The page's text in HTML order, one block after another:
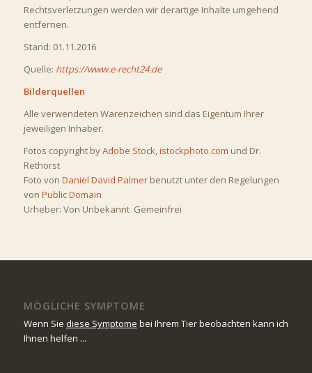
Rechtsverletzungen werden wir derartige Inhalte umgehend
entfernen.
Stand: 01.11.2016
Quelle: https://www.e-recht24.de
Bilderquellen
Alle verwendeten Warenzeichen sind das Eigentum Ihrer
jeweiligen Inhaber.
Fotos copyright byAdobe Stock,istockphoto.com und Dr.
Rethorst
Foto von Daniel David Palmer benutzt unter den Regelungen
von Public Domain
Urheber: Von Unbekannt Gemeinfrei
MÖGLICHE SYMPTOME
Wenn Sie diese Symptome bei Ihrem Tier beobachten kann ich
Ihnen helfen ...